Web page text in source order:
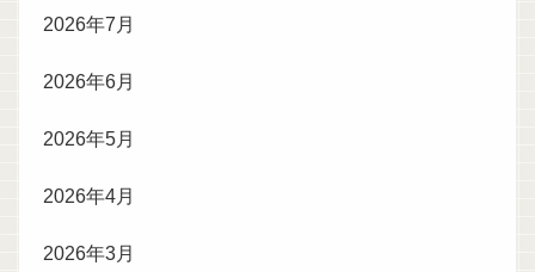
2026年7月
2026年6月
2026年5月
2026年4月
2026年3月